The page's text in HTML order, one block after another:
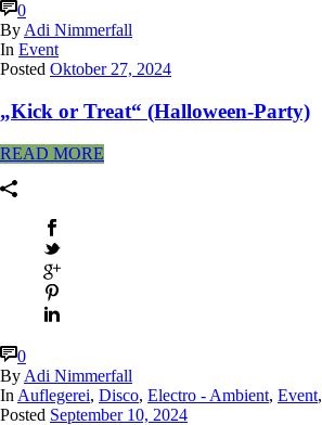
0
By Adi Nimmerfall
In Event
Posted Oktober 27, 2024
„Kick or Treat“ (Halloween-Party)
READ MORE
0
By Adi Nimmerfall
In Auflegerei, Disco, Electro - Ambient, Event,
Posted September 10, 2024